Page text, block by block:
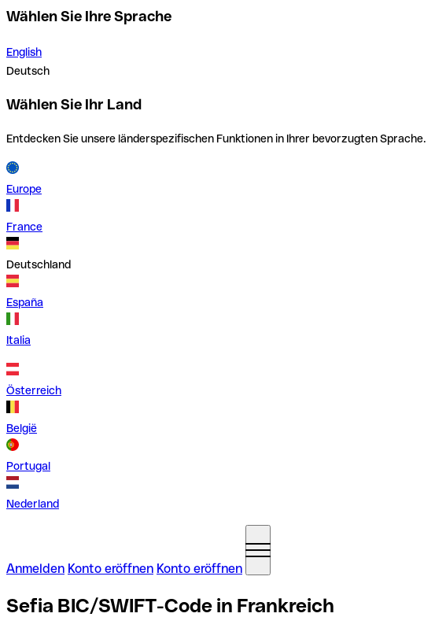
Wählen Sie Ihre Sprache
English
Deutsch
Wählen Sie Ihr Land
Entdecken Sie unsere länderspezifischen Funktionen in Ihrer bevorzugten Sprache.
Europe
France
Deutschland
España
Italia
Österreich
België
Portugal
Nederland
Anmelden Konto eröffnen Konto eröffnen
Sefia BIC/SWIFT-Code in Frankreich